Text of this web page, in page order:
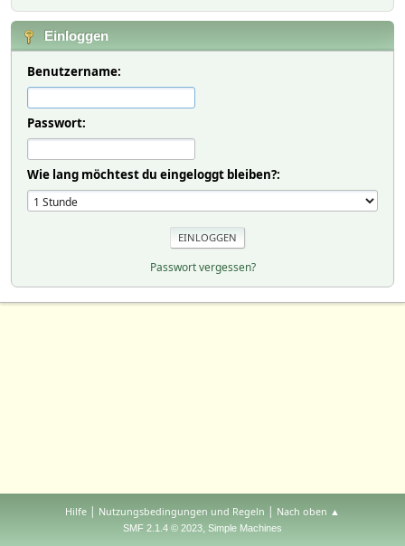
Einloggen
Benutzername:
Passwort:
Wie lang möchtest du eingeloggt bleiben?:
Passwort vergessen?
Hilfe | Nutzungsbedingungen und Regeln | Nach oben ▲
SMF 2.1.4 © 2023, Simple Machines